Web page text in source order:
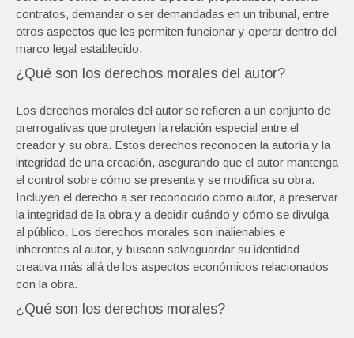
contratos, demandar o ser demandadas en un tribunal, entre
otros aspectos que les permiten funcionar y operar dentro del
marco legal establecido.
¿Qué son los derechos morales del autor?
Los derechos morales del autor se refieren a un conjunto de
prerrogativas que protegen la relación especial entre el
creador y su obra. Estos derechos reconocen la autoría y la
integridad de una creación, asegurando que el autor mantenga
el control sobre cómo se presenta y se modifica su obra.
Incluyen el derecho a ser reconocido como autor, a preservar
la integridad de la obra y a decidir cuándo y cómo se divulga
al público. Los derechos morales son inalienables e
inherentes al autor, y buscan salvaguardar su identidad
creativa más allá de los aspectos económicos relacionados
con la obra.
¿Qué son los derechos morales?